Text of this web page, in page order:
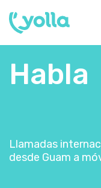
Habla
Llamadas
desde Guam a